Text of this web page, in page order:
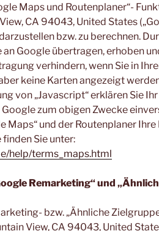
Maps und Routenplaner“-
CA 94043, United States
bzw. zu berechnen.
Google übertragen, erhoben
verhindern, wenn Sie in
keine Karten angezeigt
von „Javascript“ erklären Sie
zum obigen Zwecke
Maps“ und der Routenplaner
Sie unter:
help/terms_maps.html
Remarketing“ und
bzw. „Ähnliche
View, CA 94043, United